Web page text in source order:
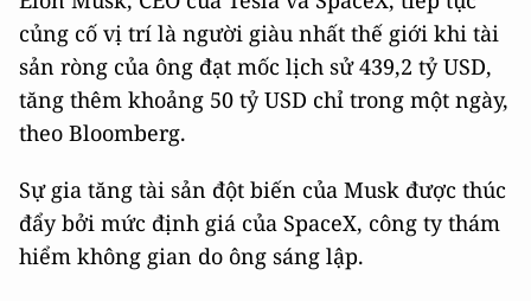
củng cố vị trí là người giàu nhất thế giới khi tài
sản ròng của ông đạt mốc lịch sử 439,2 tỷ USD,
tăng thêm khoảng 50 tỷ USD chỉ trong một ngày,
theo Bloomberg.
Sự gia tăng tài sản đột biến của Musk được thúc
đẩy bởi mức định giá của SpaceX, công ty thám
hiểm không gian do ông sáng lập.